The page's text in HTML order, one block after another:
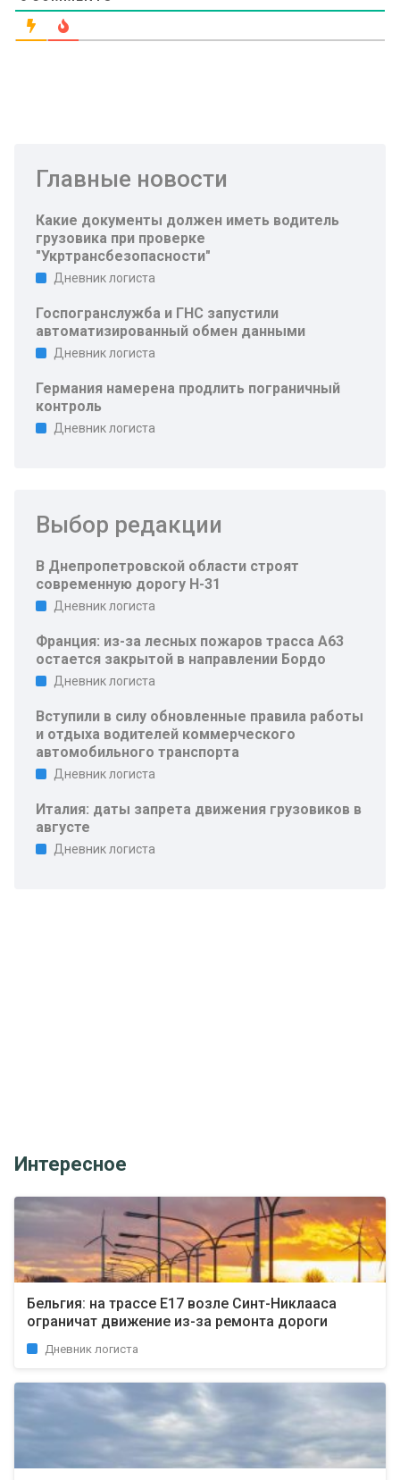
Главные новости
Какие документы должен иметь водитель
грузовика при проверке
"Укртрансбезопасности"
Дневник логиста
Госпогранслужба и ГНС запустили
автоматизированный обмен данными
Дневник логиста
Германия намерена продлить пограничный
контроль
Дневник логиста
Выбор редакции
В Днепропетровской области строят
современную дорогу Н-31
Дневник логиста
Франция: из-за лесных пожаров трасса A63
остается закрытой в направлении Бордо
Дневник логиста
Вступили в силу обновленные правила работы
и отдыха водителей коммерческого
автомобильного транспорта
Дневник логиста
Италия: даты запрета движения грузовиков в
августе
Дневник логиста
Интересное
Бельгия: на трассе E17 возле Синт-Никлааса
ограничат движение из-за ремонта дороги
Дневник логиста